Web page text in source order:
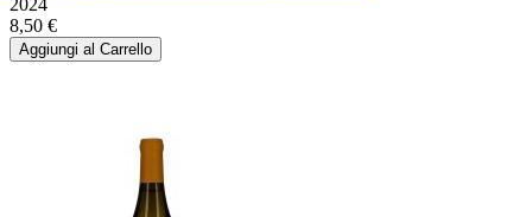
8,50 €
Aggiungi al Carrello